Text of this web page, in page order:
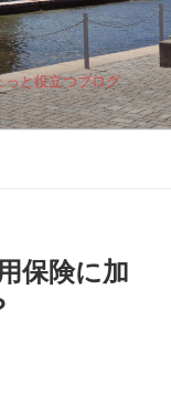
っと役立つブログ
保険に加